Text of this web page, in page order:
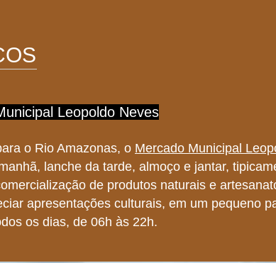
Leopoldo Neves
o Rio Amazonas, o Mercado Municipal
lanche da tarde, almoço e jantar,
de produtos naturais e
apresentações culturais, em um pequeno
os dias, de 06h às 22h.